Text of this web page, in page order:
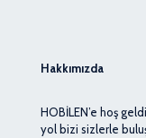
Hakkımızda
HOBİLEN’e hoş
yol bizi sizlerle